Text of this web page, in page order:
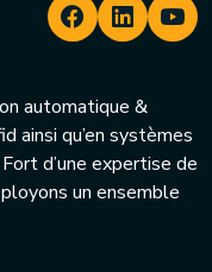
automatique &
ainsi qu’en systèmes
d’une expertise de
un ensemble